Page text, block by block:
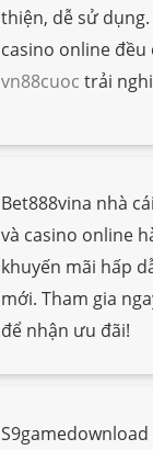
thiện, dễ sử
casino online đều
vn88cuoc trải
Bet888vina nhà
và casino online
khuyến mãi hấp
mới. Tham gia
để nhận ưu đãi!